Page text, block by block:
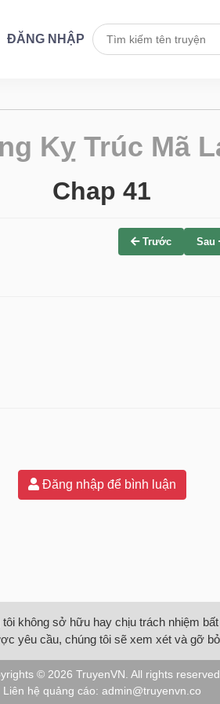
ĐĂNG NHẬP
Kỵ Trúc Mã
Chap 41
Trước Sau
Đăng nhập để bình luận
không sở hữu hay chịu trách nhiệm
yêu cầu, chúng tôi sẽ xem xét và gỡ
© 2026 TruyenVN . All rights reserved.
Liên hệ quảng cáo: admin@truyenvn.co